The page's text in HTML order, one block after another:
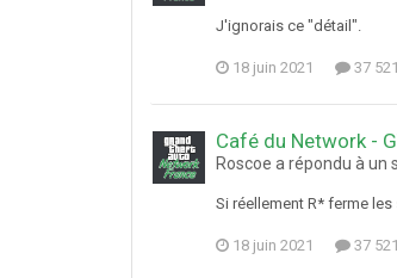
J'ignorais ce "détail".
18 juin 2021 37
Café du Network -
Roscoe a répondu à un
Si réellement R* ferme
18 juin 2021 37